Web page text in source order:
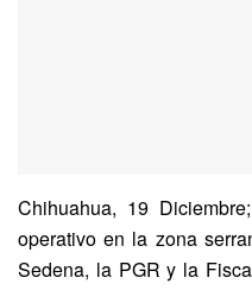
Chihuahua, 19
operativo en la zona
Sedena, la PGR y la